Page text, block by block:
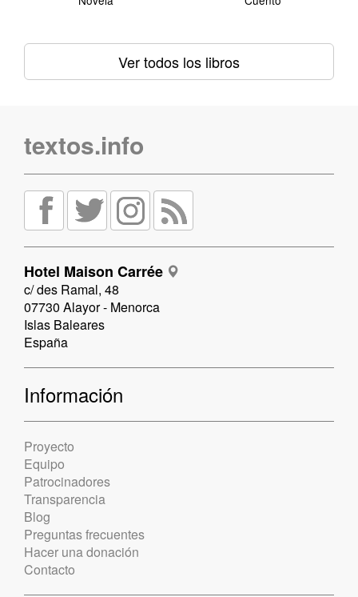
Ver todos los libros
textos.info
Hotel Maison Carrée
c/ des Ramal, 48
07730 Alayor - Menorca
Islas Baleares
España
Información
Proyecto
Equipo
Patrocinadores
Transparencia
Blog
Preguntas frecuentes
Hacer una donación
Contacto